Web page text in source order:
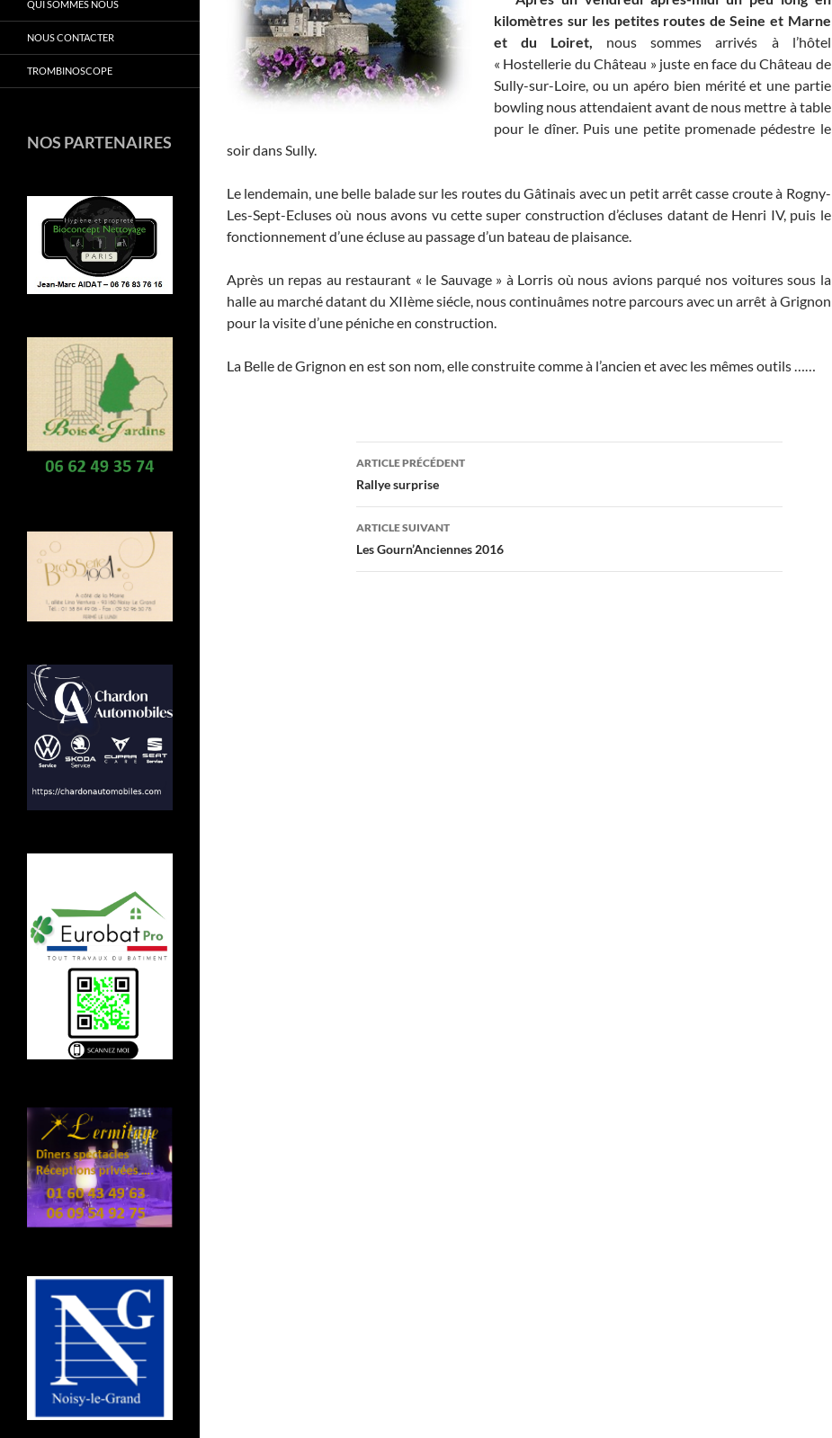
kilomètres sur les petites routes de Seine et Marne
et du Loiret,
nous sommes arrivés à l’hôtel
« Hostellerie du Château » juste en face du Château de
Sully-sur-Loire, ou un apéro bien mérité et une partie
bowling nous attendaient avant de nous mettre à table
pour le dîner. Puis une petite promenade pédestre le
soir dans Sully.
Le lendemain, une belle balade sur les routes du Gâtinais avec un petit arrêt casse croute à Rogny-
Les-Sept-Ecluses où nous avons vu cette super construction d’écluses datant de Henri IV, puis le
fonctionnement d’une écluse au passage d’un bateau de plaisance.
Après un repas au restaurant « le Sauvage » à Lorris où nous avions parqué nos voitures sous la
halle au marché datant du XIIème siécle, nous continuâmes notre parcours avec un arrêt à Grignon
pour la visite d’une péniche en construction.
La Belle de Grignon en est son nom, elle construite comme à l’ancien et avec les mêmes outils ……
Navigation
des
articles
ARTICLE PRÉCÉDENT
Rallye surprise
ARTICLE SUIVANT
Les Gourn’Anciennes 2016
QUI SOMMES NOUS
NOUS CONTACTER
TROMBINOSCOPE
NOS PARTENAIRES